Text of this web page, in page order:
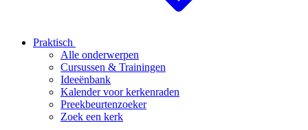
Praktisch
Alle onderwerpen
Cursussen & Trainingen
Ideeënbank
Kalender voor kerkenraden
Preekbeurtenzoeker
Zoek een kerk